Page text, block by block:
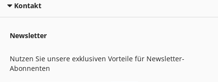
Kontakt
Newsletter
Nutzen Sie unsere exklusiven Vorteile für Newsletter-
Abonnenten